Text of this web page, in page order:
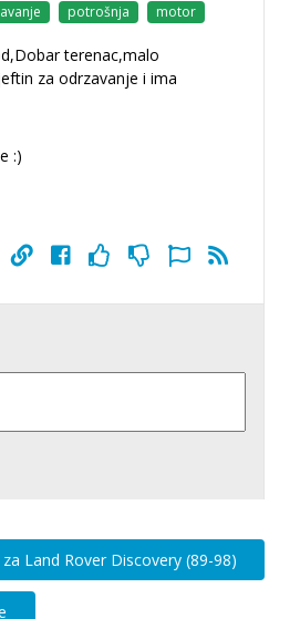
potrošnja motor
terenac,malo
za odrzavanje i ima
:)
Land Rover Discovery (89-98)